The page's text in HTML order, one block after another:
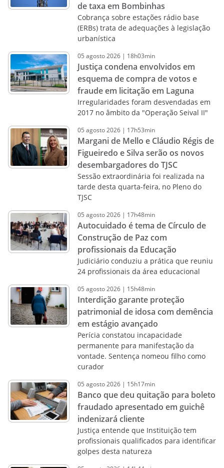
de taxa em Bombinhas
Cobrança sobre estações rádio base
(ERBs) trata de adequações à legislação
urbanística
05 agosto2026 | 18h03min
Justiça condena envolvidos em
esquema de compra de votos e
fraude em licitação em Laguna
Irregularidades foram desvendadas em
2017 no âmbito da "Operação Seival II"
05 agosto2026 | 17h53min
Margani de Mello e Cláudio Régis de
Figueiredo e Silva serão os novos
desembargadores do TJSC
Sessão extraordinária foi realizada na
tarde desta quarta-feira, no Pleno do
TJSC
05 agosto2026 | 17h48min
Autocuidado é tema de Círculo de
Construção de Paz com
profissionais da Educação
Judiciário conduziu a prática que reuniu
24 profissionais da área educacional
05 agosto2026 | 15h48min
Interdição garante proteção
patrimonial de idosa com demência
em estágio avançado
Perícia constatou incapacidade
permanente para manifestação da
vontade. Sentença nomeou filho como
curador
05 agosto2026 | 15h17min
Banco que deu quitação para boleto
fraudado apresentado em guichê
indenizará cliente
Justiça entende que Instituição tem
profissionais qualificados para identificar
golpes desta natureza